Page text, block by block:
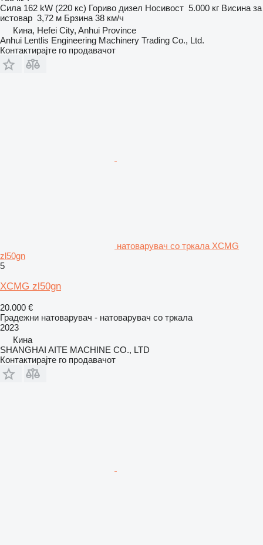
Сила 162 kW (220 кс) Гориво дизел Носивост 5.000 кг Висина за
истовар 3,72 м Брзина 38 км/ч
Кина, Hefei City, Anhui Province
Anhui Lentlis Engineering Machinery Trading Co., Ltd.
Контактирајте го продавачот
натоварувач со тркала XCMG
zl50gn
5
XCMG zl50gn
20.000 €
Градежни натоварувач - натоварувач со тркала
2023
Кина
SHANGHAI AITE MACHINE CO., LTD
Контактирајте го продавачот